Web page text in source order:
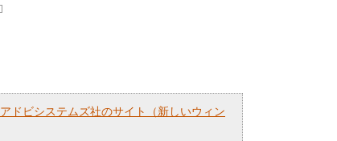
アドビシステムズ社のサイト（新しいウィン